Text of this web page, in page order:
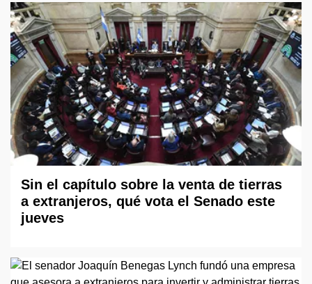
Sin el capítulo sobre la venta de tierras
a extranjeros, qué vota el Senado este
jueves